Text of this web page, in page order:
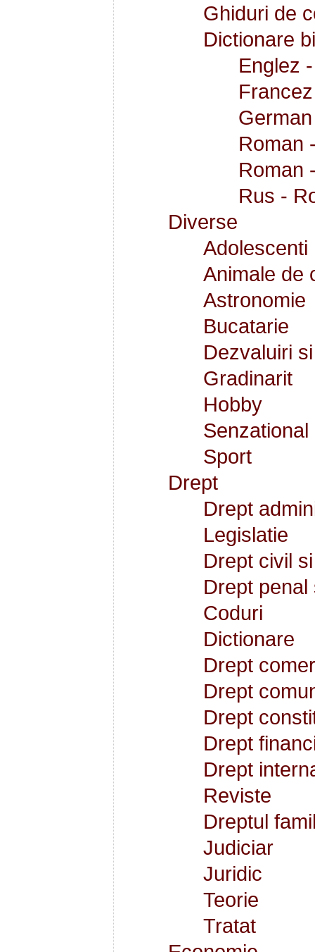
Ghiduri de
Dictionare
Englez
Roman
Roman
Rus -
Diverse
Adolescenti
Animale de
Astronomie
Bucatarie
Dezvaluiri
Gradinarit
Hobby
Senzational
Sport
Drept
Drept
Legislatie
Drept civil
Drept
Coduri
Dictionare
Drept
Drept
Drept
Drept
Drept
Reviste
Dreptul
Judiciar
Juridic
Teorie
Tratat